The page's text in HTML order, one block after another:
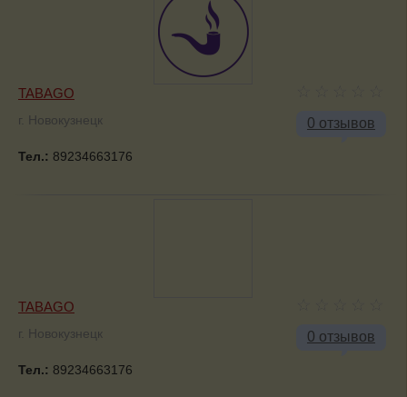
0 отзывов
TABAGO
г. Новокузнецк
Тел.: 89234663176
0 отзывов
TABAGO
г. Новокузнецк
Тел.: 89234663176